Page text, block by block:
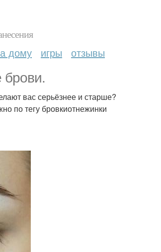
дому игры отзывы
брови.
вас серьёзнее и старше?
по тегу бровкиотнежинки